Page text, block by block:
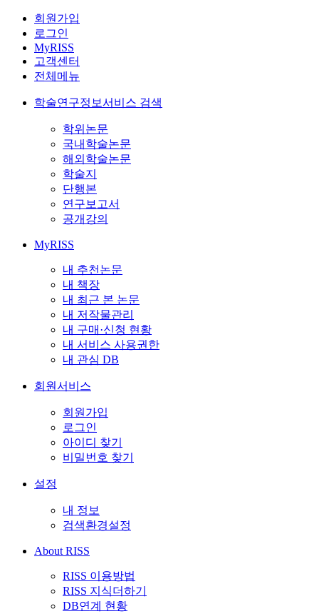
회원가입
로그인
MyRISS
고객센터
전체메뉴
학술연구정보서비스 검색
학위논문
국내학술논문
해외학술논문
학술지
단행본
연구보고서
공개강의
MyRISS
내 추천논문
내 책장
내 최근 본 논문
내 저작물관리
내 구매·신청 현황
내 서비스 사용권한
내 관심 DB
회원서비스
회원가입
로그인
아이디 찾기
비밀번호 찾기
설정
내 정보
검색환경설정
About RISS
RISS 이용방법
RISS 지식더하기
DB연계 현황